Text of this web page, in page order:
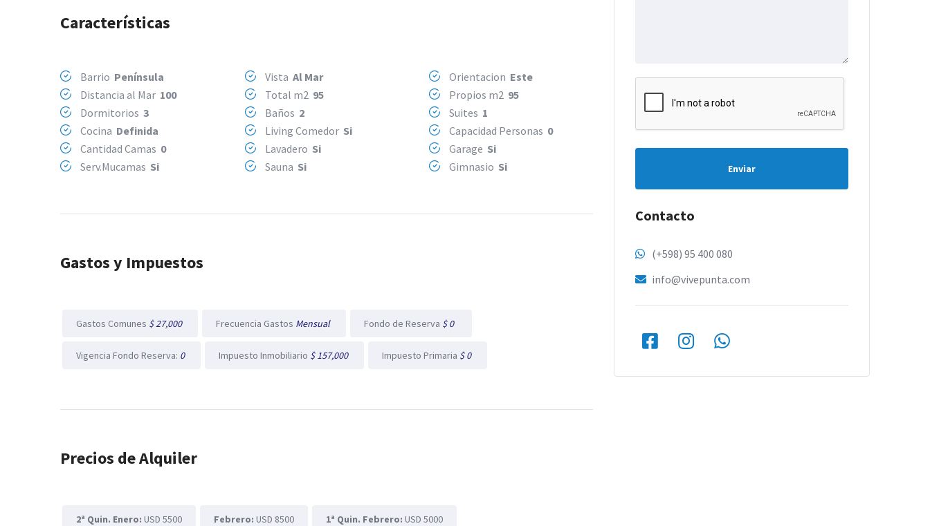
Características
Barrio Península Vista Al Mar Orientacion Este
Distancia al Mar 100 Total m2 95 Propios m2 95
Dormitorios 3 Baños 2 Suites 1
Cocina Definida Living Comedor Si Capacidad Personas 0
Cantidad Camas 0 Lavadero Si Garage Si
Serv.Mucamas Si Sauna Si Gimnasio Si
Gastos y Impuestos
Gastos Comunes $ 27,000 Frecuencia Gastos Mensual Fondo de Reserva $ 0
Vigencia Fondo Reserva: 0 Impuesto Inmobiliario $ 157,000 Impuesto Primaria $ 0
Precios de Alquiler
2ª Quin. Enero: USD 5500 Febrero: USD 8500 1ª Quin. Febrero: USD 5000
Enviar
Contacto
(+598) 95 400 080
info@vivepunta.com